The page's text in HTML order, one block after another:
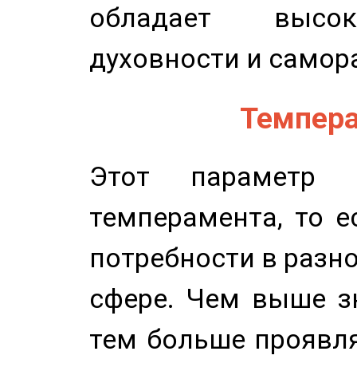
обладает
духовности и
Этот параметр
темперамента, то
потребности в
сфере. Чем выше
тем больше